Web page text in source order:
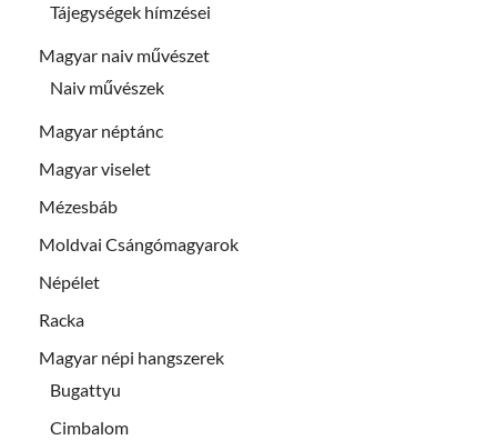
Tájegységek hímzései
Magyar naiv művészet
Naiv művészek
Magyar néptánc
Magyar viselet
Mézesbáb
Moldvai Csángómagyarok
Népélet
Racka
Magyar népi hangszerek
Bugattyu
Cimbalom